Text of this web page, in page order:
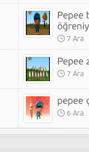
7 Ara
7 Ara
6 Ara